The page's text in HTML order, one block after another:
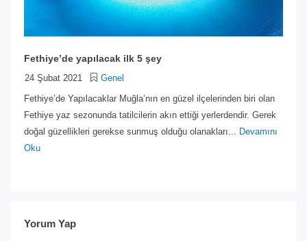
Fethiye’de yapılacak ilk 5 şey
24 Şubat 2021
Genel
Fethiye’de Yapılacaklar Muğla’nın en güzel ilçelerinden biri olan
Fethiye yaz sezonunda tatilcilerin akın ettiği yerlerdendir. Gerek
doğal güzellikleri gerekse sunmuş olduğu olanakları... Devamını
Oku
Yorum Yap